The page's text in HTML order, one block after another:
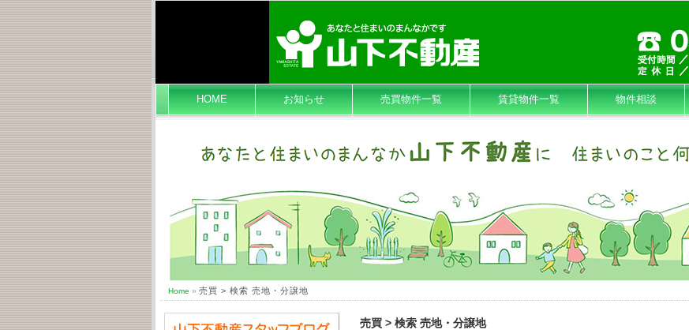
HOME お知らせ 売買物件一覧 賃貸物件一覧 物件相談
Home » 売買 > 検索 売地・分譲地
売買 > 検索 売地・分譲地